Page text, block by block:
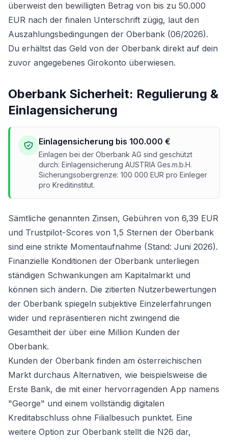
überweist den bewilligten Betrag von bis zu 50.000
EUR nach der finalen Unterschrift zügig, laut den
Auszahlungsbedingungen der Oberbank (06/2026).
Du erhältst das Geld von der Oberbank direkt auf dein
zuvor angegebenes Girokonto überwiesen.
Oberbank Sicherheit: Regulierung &
Einlagensicherung
Einlagensicherung bis 100.000 €
Einlagen bei der Oberbank AG sind geschützt
durch: Einlagensicherung AUSTRIA Ges.m.b.H.
Sicherungsobergrenze: 100 000 EUR pro Einleger
pro Kreditinstitut.
Sämtliche genannten Zinsen, Gebühren von 6,39 EUR
und Trustpilot-Scores von 1,5 Sternen der Oberbank
sind eine strikte Momentaufnahme (Stand: Juni 2026).
Finanzielle Konditionen der Oberbank unterliegen
ständigen Schwankungen am Kapitalmarkt und
können sich ändern. Die zitierten Nutzerbewertungen
der Oberbank spiegeln subjektive Einzelerfahrungen
wider und repräsentieren nicht zwingend die
Gesamtheit der über eine Million Kunden der
Oberbank.
Kunden der Oberbank finden am österreichischen
Markt durchaus Alternativen, wie beispielsweise die
Erste Bank, die mit einer hervorragenden App namens
"George" und einem vollständig digitalen
Kreditabschluss ohne Filialbesuch punktet. Eine
weitere Option zur Oberbank stellt die N26 dar,